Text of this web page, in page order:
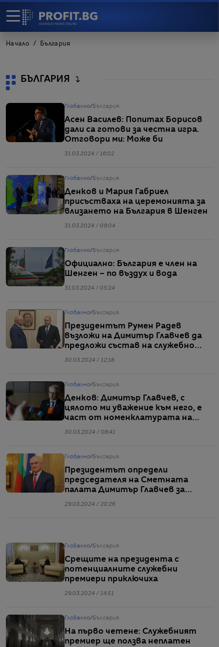
Начало България
БЪЛГАРИЯ
Глобално/ България
Асен Василев: Попитах Борисов
дали са готови за честна игра.
Отговори ми: Може би
31.03.2024 / 16:02
Глобално/ България
Денков и Мария Габриел
присъстваха на церемонията за
влизането на България в Шенген
31.03.2024 / 09:04
Глобално/ България
Официално: България е член на
Шенген – по въздух и вода
31.03.2024 / 05:24
Глобално/ България
Президентът Румен Радев
възложи на Димитър Главчев да
предложи състав на служебно
30.03.2024 / 12:18
Глобално/ България
Денков: Димитър Главчев, с
цялото ми уважение към него, е
част от номенклатурата на
30.03.2024 / 08:41
Глобално/ България
Президентът определи
председателя на Сметната
палата Димитър Главчев за
29.03.2024 / 20:26
Глобално/ България
Срещите на президента с
потенциалните служебни
премиери приключиха
29.03.2024 / 14:51
Глобално/ България
На първо четене: Служебният
премиер ще ползва неплатен